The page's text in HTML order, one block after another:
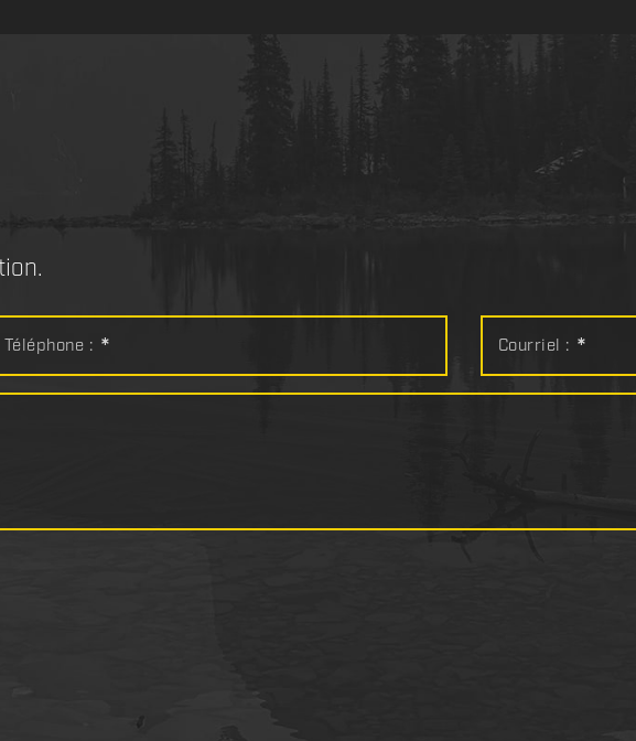
Téléphone : * Courriel : *